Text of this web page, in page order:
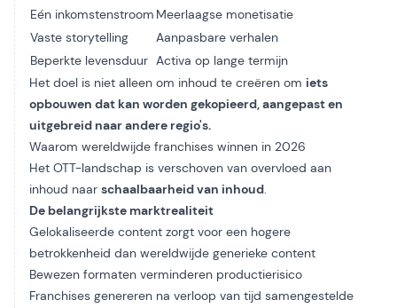
Eén inkomstenstroom Meerlaagse monetisatie
Vaste storytelling
Aanpasbare verhalen
Beperkte levensduur Activa op lange termijn
Het doel is niet alleen om inhoud te creëren om iets
opbouwen dat kan worden gekopieerd, aangepast en
uitgebreid naar andere regio's.
Waarom wereldwijde franchises winnen in 2026
Het OTT-landschap is verschoven van overvloed aan
inhoud naar schaalbaarheid van inhoud.
De belangrijkste marktrealiteit
Gelokaliseerde content zorgt voor een hogere
betrokkenheid dan wereldwijde generieke content
Bewezen formaten verminderen productierisico
Franchises genereren na verloop van tijd samengestelde